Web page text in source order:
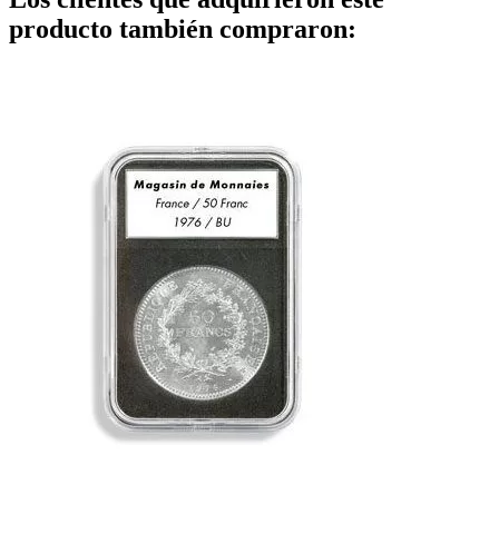
producto también compraron: